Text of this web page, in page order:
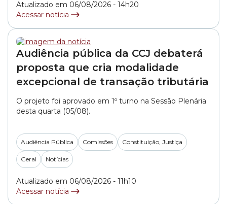
profissionais da educação. O documento, apresentado
Atualizado em 06/08/2026 - 14h20
Acessar notícia
Audiência pública da CCJ debaterá
proposta que cria modalidade
excepcional de transação tributária
O projeto foi aprovado em 1º turno na Sessão Plenária
desta quarta (05/08).
Audiência Pública Comissões Constituição, Justiça
Geral Notícias
Atualizado em 06/08/2026 - 11h10
Acessar notícia